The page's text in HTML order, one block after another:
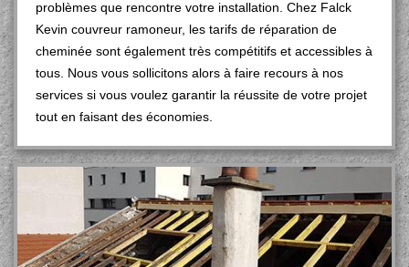
problèmes que rencontre votre installation. Chez Falck
Kevin couvreur ramoneur, les tarifs de réparation de
cheminée sont également très compétitifs et accessibles à
tous. Nous vous sollicitons alors à faire recours à nos
services si vous voulez garantir la réussite de votre projet
tout en faisant des économies.